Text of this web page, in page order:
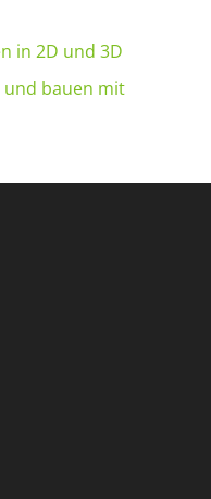
in 2D und 3D
und bauen mit